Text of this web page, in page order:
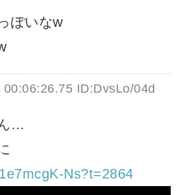
ぽいなw
ID:DvsLo/04d
…
Ns?t=2864